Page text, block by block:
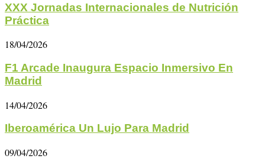
XXX Jornadas Internacionales de Nutrición
Práctica
18/04/2026
F1 Arcade Inaugura Espacio Inmersivo En
Madrid
14/04/2026
Iberoamérica Un Lujo Para Madrid
09/04/2026